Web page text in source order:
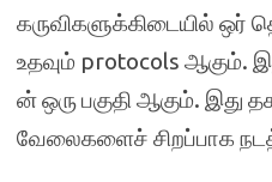
கருவிகளுக்கிடையில் ஒர்
உதவும் protocols ஆகும்.
ன் ஒரு பகுதி ஆகும். இது
வேலைகளைச் சிறப்பாக